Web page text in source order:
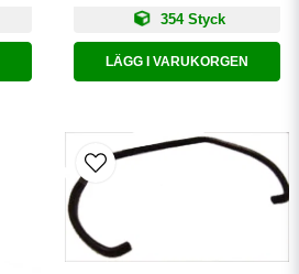
354 Styck
LÄGG I VARUKORGEN